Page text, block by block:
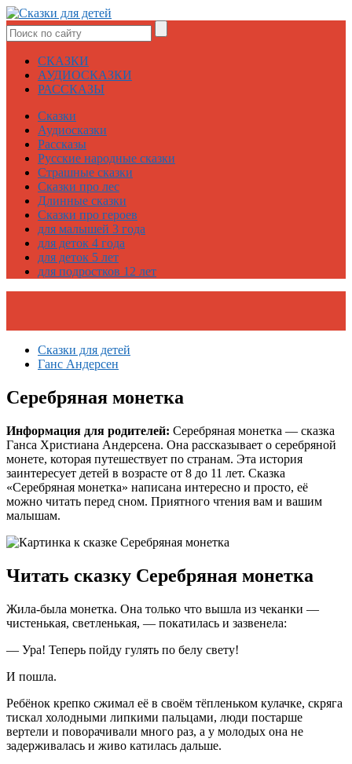
СКАЗКИ
АУДИОСКАЗКИ
РАССКАЗЫ
Сказки
Аудиосказки
Рассказы
Русские народные сказки
Страшные сказки
Сказки про лес
Длинные сказки
Сказки про героев
для малышей 3 года
для деток 4 года
для деток 5 лет
для подростков 12 лет
Сказки для детей
Ганс Андерсен
Серебряная монетка
Информация для родителей: Серебряная монетка — сказка
Ганса Христиана Андерсена. Она рассказывает о серебряной
монете, которая путешествует по странам. Эта история
заинтересует детей в возрасте от 8 до 11 лет. Сказка
«Серебряная монетка» написана интересно и просто, её
можно читать перед сном. Приятного чтения вам и вашим
малышам.
Читать сказку Серебряная монетка
Жила-была монетка. Она только что вышла из чеканки —
чистенькая, светленькая, — покатилась и зазвенела:
— Ура! Теперь пойду гулять по белу свету!
И пошла.
Ребёнок крепко сжимал её в своём тёпленьком кулачке, скряга
тискал холодными липкими пальцами, люди постарше
вертели и поворачивали много раз, а у молодых она не
задерживалась и живо катилась дальше.